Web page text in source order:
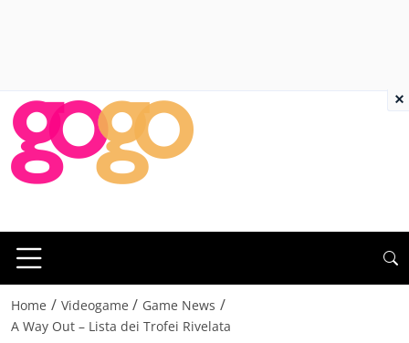
Home / Videogame / Game News /
A Way Out – Lista dei Trofei Rivelata
×